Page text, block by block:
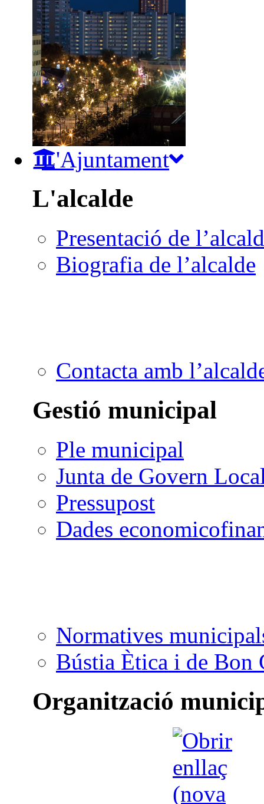
L'Ajuntament
L'alcalde
Presentació de
Biografia de l’alcalde
Contacta amb
Gestió municipal
Ple municipal
Junta de Govern
Pressupost
Dades
Normatives
Bústia Ètica i de Bon
Organització